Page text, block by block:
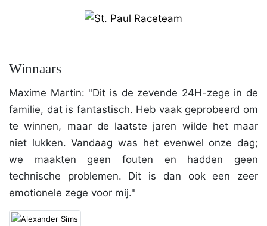
Winnaars
Maxime Martin: "Dit is de zevende 24H-zege in de
familie, dat is fantastisch. Heb vaak geprobeerd om
te winnen, maar de laatste jaren wilde het maar
niet lukken. Vandaag was het evenwel onze dag;
we maakten geen fouten en hadden geen
technische problemen. Dit is dan ook een zeer
emotionele zege voor mij."